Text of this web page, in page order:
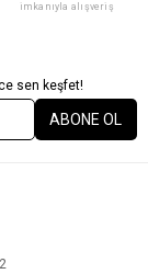
imkanıyla alışveriş
sen keşfet!
ABONE OL